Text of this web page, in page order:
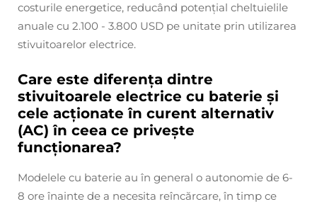
costurile energetice, reducând potențial cheltuielile
anuale cu 2.100 - 3.800 USD pe unitate prin utilizarea
stivuitoarelor electrice.
Care este diferența dintre
stivuitoarele electrice cu baterie și
cele acționate în curent alternativ
(AC) în ceea ce privește
funcționarea?
Modelele cu baterie au în general o autonomie de 6-
8 ore înainte de a necesita reîncărcare, în timp ce